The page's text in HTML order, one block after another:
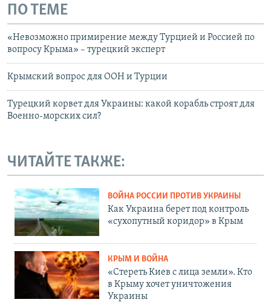
ПО ТЕМЕ
«Невозможно примирение между Турцией и Россией по
вопросу Крыма» – турецкий эксперт
Крымский вопрос для ООН и Турции
Турецкий корвет для Украины: какой корабль строят для
Военно-морских сил?
ЧИТАЙТЕ ТАКЖЕ:
ВОЙНА РОССИИ ПРОТИВ УКРАИНЫ
Как Украина берет под контроль
«сухопутный коридор» в Крым
КРЫМ И ВОЙНА
«Стереть Киев с лица земли». Кто
в Крыму хочет уничтожения
Украины